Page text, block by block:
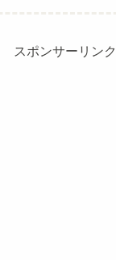
スポンサーリンク